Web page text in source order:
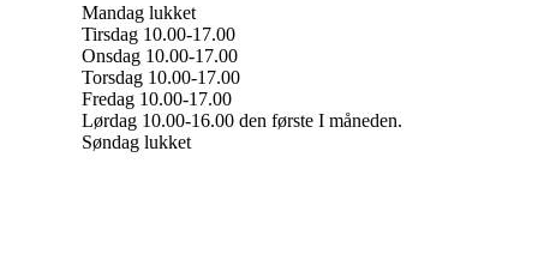
Mandag lukket
Tirsdag 10.00-17.00
Onsdag 10.00-17.00
Torsdag 10.00-17.00
Fredag 10.00-17.00
Lørdag 10.00-16.00 den første I måneden.
Søndag lukket